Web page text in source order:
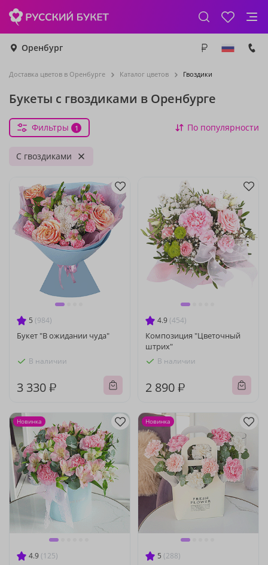
Оренбург
Доставка цветов в Оренбурге Каталог цветов Гвоздики
Букеты с гвоздиками в Оренбурге
Фильтры 1 По популярности
С гвоздиками
5 (984)
Букет "В ожидании чуда"
В наличии
3 330 ₽
4.9 (454)
Композиция "Цветочный
штрих"
В наличии
2 890 ₽
4.9 (125)
Новинка
5 (288)
Новинка